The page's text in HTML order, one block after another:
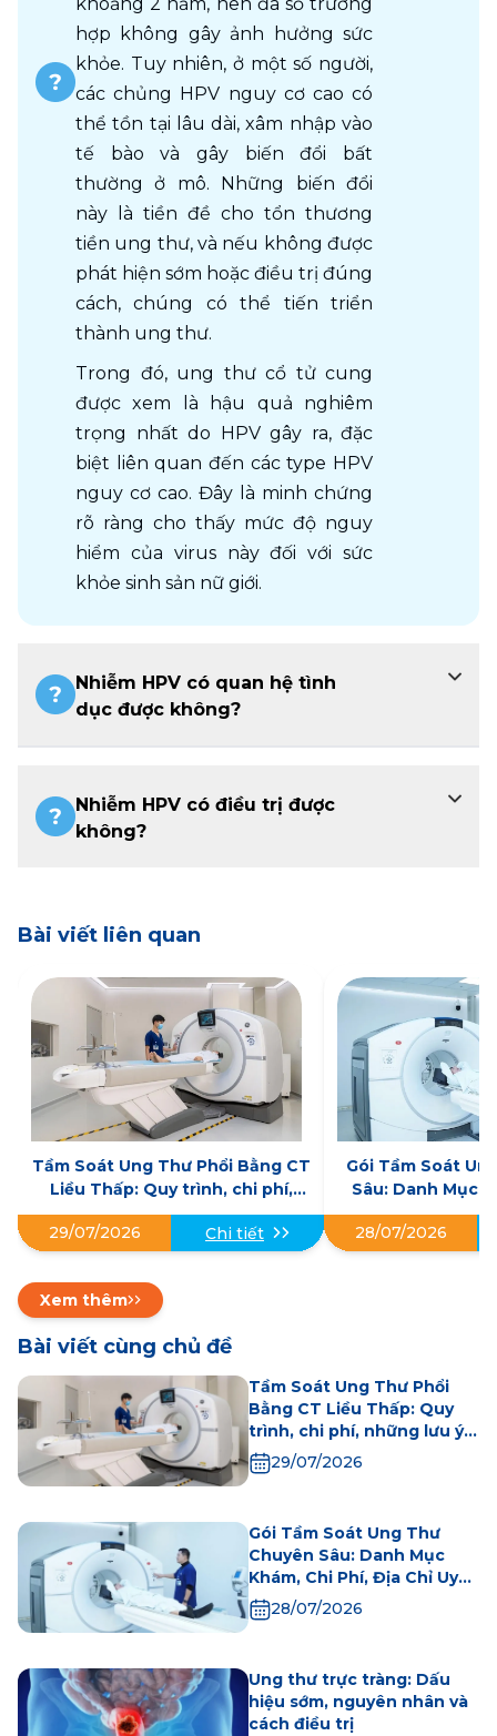
khoảng 2 năm, nên đa số trường
hợp không gây ảnh hưởng sức
khỏe. Tuy nhiên, ở một số người,
các chủng HPV nguy cơ cao có
thể tồn tại lâu dài, xâm nhập vào
tế bào và gây biến đổi bất
thường ở mô. Những biến đổi
này là tiền đề cho tổn thương
tiền ung thư, và nếu không được
phát hiện sớm hoặc điều trị đúng
cách, chúng có thể tiến triển
thành ung thư.
Trong đó, ung thư cổ tử cung
được xem là hậu quả nghiêm
trọng nhất do HPV gây ra, đặc
biệt liên quan đến các type HPV
nguy cơ cao. Đây là minh chứng
rõ ràng cho thấy mức độ nguy
hiểm của virus này đối với sức
khỏe sinh sản nữ giới.
Nhiễm HPV có quan hệ tình
dục được không?
Nhiễm HPV có điều trị được
không?
Bài viết liên quan
Tầm Soát Ung Thư Phổi Bằng CT
Liều Thấp: Quy trình, chi phí,
những lưu ý khi thực hiện
29/07/2026
Chi tiết
Gói Tầm Soát
Sâu: Danh Mục
Địa Chỉ
28/07/2026
Xem thêm
Bài viết cùng chủ đề
Tầm Soát Ung Thư Phổi
Bằng CT Liều Thấp: Quy
trình, chi phí, những lưu ý
khi thực hiện
29/07/2026
Gói Tầm Soát Ung Thư
Chuyên Sâu: Danh Mục
Khám, Chi Phí, Địa Chỉ Uy
Tín28/07/2026
Ung thư trực tràng: Dấu
hiệu sớm, nguyên nhân và
cách điều trị